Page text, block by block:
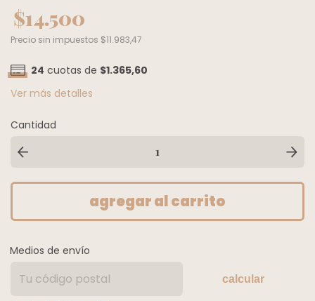
$14.500
Precio sin impuestos $11.983,47
24 cuotas de $1.365,60
Ver más detalles
Cantidad
Medios de envío
calcular